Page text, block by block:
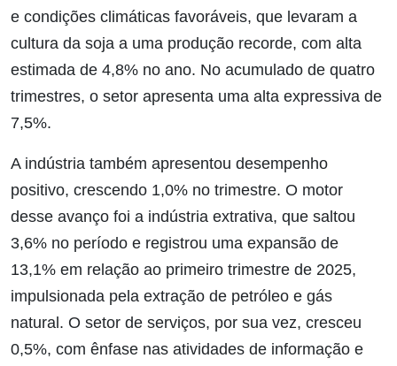
e condições climáticas favoráveis, que levaram a
cultura da soja a uma produção recorde, com alta
estimada de 4,8% no ano. No acumulado de quatro
trimestres, o setor apresenta uma alta expressiva de
7,5%.
A indústria também apresentou desempenho
positivo, crescendo 1,0% no trimestre. O motor
desse avanço foi a indústria extrativa, que saltou
3,6% no período e registrou uma expansão de
13,1% em relação ao primeiro trimestre de 2025,
impulsionada pela extração de petróleo e gás
natural. O setor de serviços, por sua vez, cresceu
0,5%, com ênfase nas atividades de informação e